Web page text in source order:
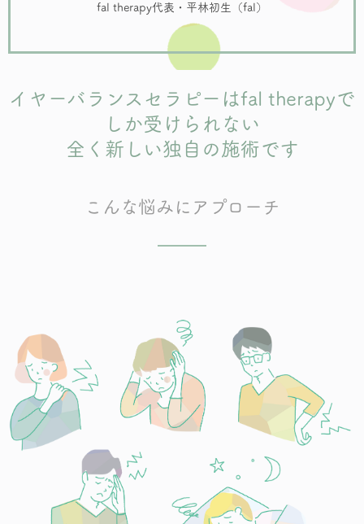
fal therapy代表・平林初生（fal）
イヤーバランスセラピーはfal therapyで
しか受けられない
全く新しい独自の施術です
こんな悩みにアプローチ